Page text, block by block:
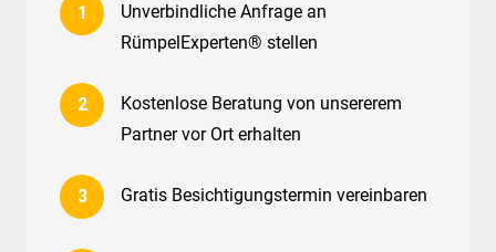
Unverbindliche Anfrage an
RümpelExperten® stellen
Kostenlose Beratung von unsererem
Partner vor Ort erhalten
Gratis Besichtigungstermin vereinbaren